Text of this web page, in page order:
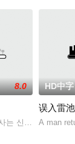
且只有当所有的
8.0
는 신혼집에 갑자
HD中字
误入雷池
A man